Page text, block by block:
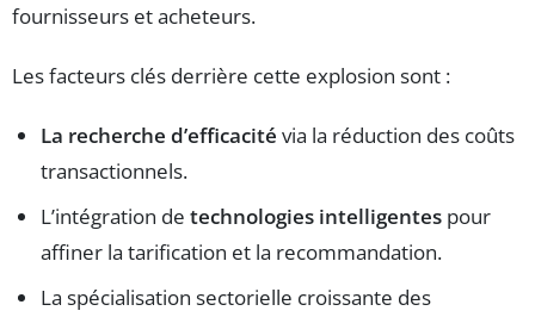
fournisseurs et acheteurs.
Les facteurs clés derrière cette explosion sont :
La recherche d’efficacité via la réduction des coûts
transactionnels.
L’intégration de technologies intelligentes pour
affiner la tarification et la recommandation.
La spécialisation sectorielle croissante des